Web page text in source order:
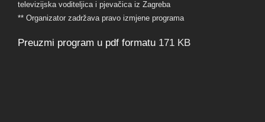
televizijska voditeljica i pjevačica iz Zagreba
** Organizator zadržava pravo izmjene programa
Preuzmi program u pdf formatu 171 KB